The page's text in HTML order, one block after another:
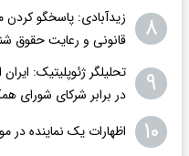
۸
زیدآبادی: پاسخگو کردن
قانونی و رعایت حقوق
۹
تحلیلگر ژئوپلیتیک:
در برابر شرکای شورای
۱۰ اظهارات یک نماینده در